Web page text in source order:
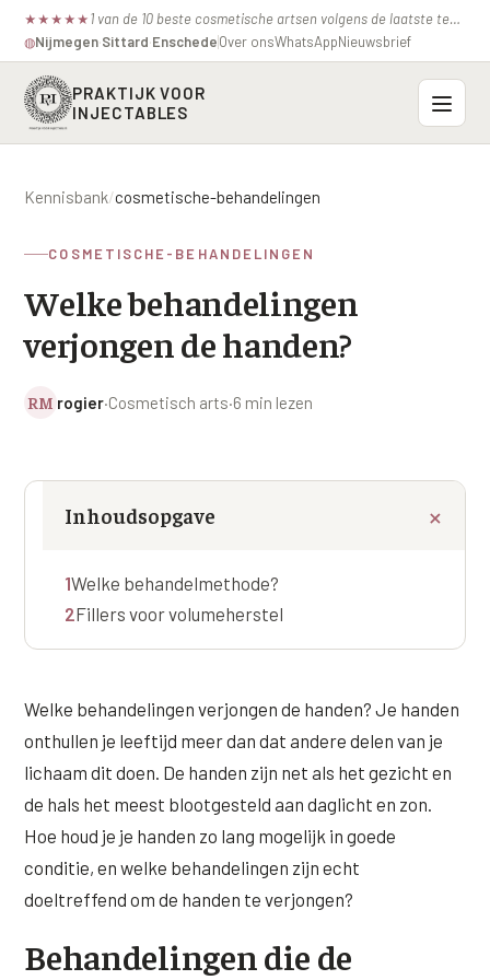
★ ★ ★ ★ ★ 1 van de 10 beste cosmetische artsen volgens de laatste test van de consumentenbond.
◍Nijmegen·Sittard·EnschedeOver onsWhatsAppNieuwsbrief
PRAKTIJK VOOR
INJECTABLES
Voorhoofdsrimpels
Fronsrimpel
Wenkbrauwen
Kraaienpootjes
Donkere kringen onder de ogen
Ingevallen slapen
Nasolabiale plooi
Marionetlijnen
Mondhoeken
Verticale liplijntjes
Neus
Jukbeenderen
Botox / anti-rimpel
Bocouture
Azzalure
Juvéderm Volux
Juvéderm Volift
Profhilo
Prostrolane
Radiesse
Restylane
Saypha Volume
Profielen
VEROUDERING
Erfelijke Jowl Profiel
Menopauze Veroudering profiel
PCOS Huid profiel
Overgevoelige Huid Profiel
Chronische ontstekingsprofiel
Instagram Gezicht Profiel
Prijzen
Contact
085 40 13 678
Kennisbank/cosmetische-behandelingen
COSMETISCHE-BEHANDELINGEN
Welke behandelingen
verjongen de handen?
RM rogier·Cosmetisch arts·6 min lezen
Inhoudsopgave
1Welke behandelmethode?
2Fillers voor volumeherstel
Welke behandelingen verjongen de handen? Je handen
onthullen je leeftijd meer dan dat andere delen van je
lichaam dit doen. De handen zijn net als het gezicht en
de hals het meest blootgesteld aan daglicht en zon.
Hoe houd je je handen zo lang mogelijk in goede
conditie, en welke behandelingen zijn echt
doeltreffend om de handen te verjongen?
Behandelingen die de